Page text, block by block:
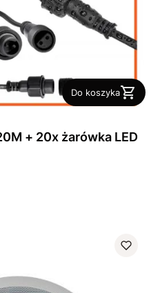
Do koszyka
+ 20x żarówka LED